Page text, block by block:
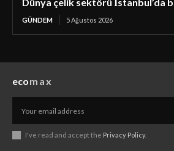
GÜNDEM 5 Ağustos 2026
ecomax
I've read and accept the Privacy Policy.